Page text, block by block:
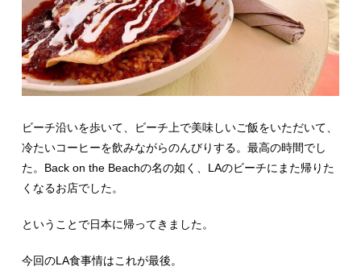
ビーチ沿いを歩いて、ビーチ上で美味しいご飯をいただいて、
冷たいコーヒーを飲みながらのんびりする。最高の時間でし
た。Back on the Beachの名の如く、LAのビーチにまた帰りた
くなるお店でした。
ということで日本に帰ってきました。
今回のLA食事情はこれが最後。